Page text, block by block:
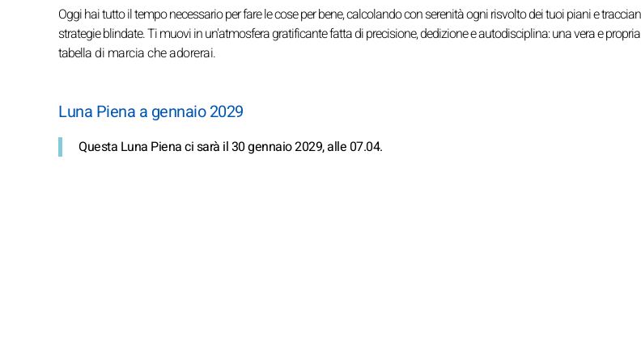
Oggi hai tutto il tempo necessario per fare le cose per bene, calcolando con serenità ogni risvolto dei tuoi piani e
strategie blindate. Ti muovi in un'atmosfera gratificante fatta di precisione, dedizione e autodisciplina: una vera e propria
tabella di marcia che adorerai.
Luna Piena a gennaio 2029
Questa Luna Piena ci sarà il 30 gennaio 2029, alle 07.04.